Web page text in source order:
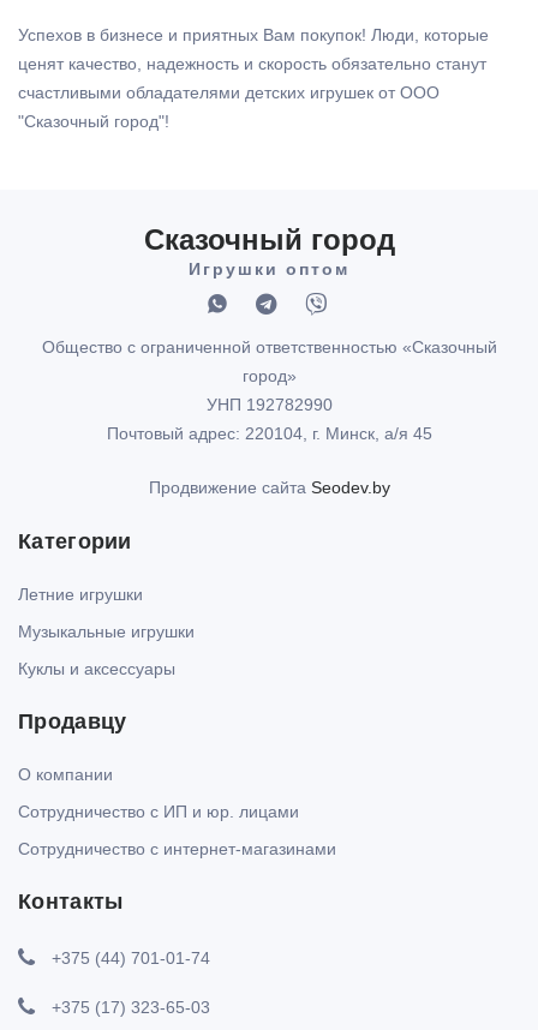
Успехов в бизнесе и приятных Вам покупок! Люди, которые
ценят качество, надежность и скорость обязательно станут
счастливыми обладателями детских игрушек от ООО
"Сказочный город"!
Сказочный город
Игрушки оптом
Общество с ограниченной ответственностью «Сказочный
город»
УНП 192782990
Почтовый адрес: 220104, г. Минск, а/я 45
Продвижение сайта Seodev.by
Категории
Летние игрушки
Музыкальные игрушки
Куклы и аксессуары
Продавцу
О компании
Сотрудничество с ИП и юр. лицами
Сотрудничество с интернет-магазинами
Контакты
+375 (44) 701-01-74
+375 (17) 323-65-03